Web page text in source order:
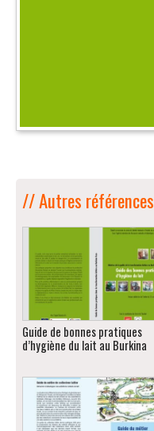
// Autres références
Guide de bonnes pratiques
d’hygiène du lait au Burkina